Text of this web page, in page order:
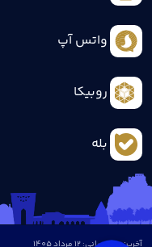
واتس آپ
روبیکا
بله